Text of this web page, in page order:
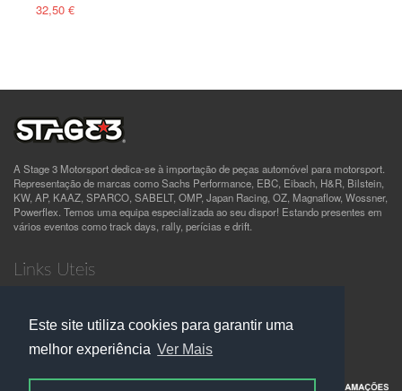
Este site utiliza cookies para garantir uma
melhor experiência Ver Mais
32,50 €
A Stage 3 Motorsport dedica-se à importação de peças automóvel para motorsport.
Representação de marcas como Sachs Performance, EBC, Eibach, H&R, Bilstein,
KW, AP, KAAZ, SPARCO, SABELT, OMP, Japan Racing, OZ, Magnaflow, Wossner,
Powerflex. Temos uma equipa especializada ao seu dispor! Estando presentes em
vários eventos como track days, rally, perícias e drift.
Links Uteis
Política de Privacidade
Contactos